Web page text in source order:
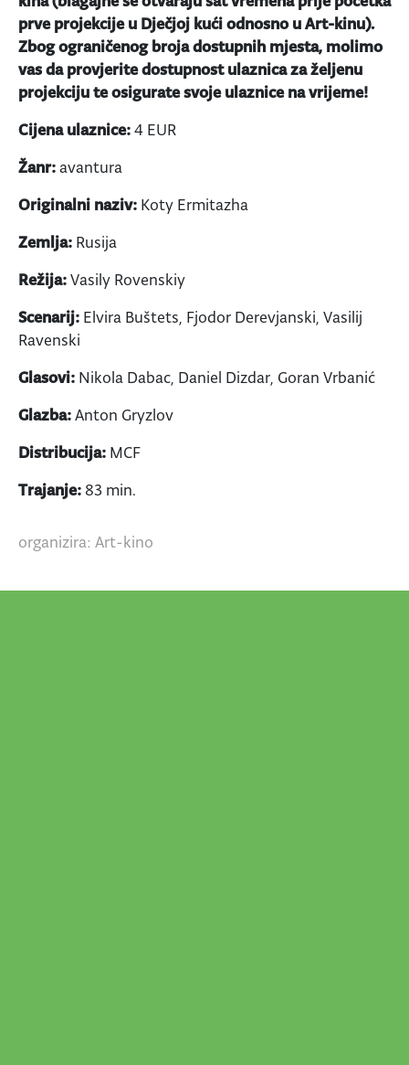
prve projekcije u Dječjoj kući odnosno u Art-kinu).
Zbog ograničenog broja dostupnih mjesta, molimo
vas da provjerite dostupnost ulaznica za željenu
projekciju te osigurate svoje ulaznice na vrijeme!
Cijena ulaznice:4 EUR
Žanr:avantura
Originalni naziv: Koty Ermitazha
Zemlja: Rusija
Režija:Vasily Rovenskiy
Scenarij: Elvira Buštets, Fjodor Derevjanski, Vasilij
Ravenski
Glasovi: Nikola Dabac, Daniel Dizdar, Goran Vrbanić
Glazba:Anton Gryzlov
Distribucija: MCF
Trajanje: 83 min.
organizira: Art-kino